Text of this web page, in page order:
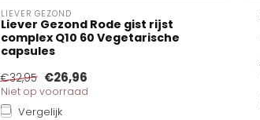
LIEVER GEZOND
Liever Gezond Rode gist rijst
complex Q10 60 Vegetarische
capsules
€32,95 €26,96
Niet op voorraad
Vergelijk